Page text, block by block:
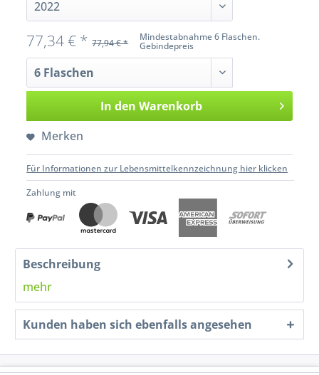
Mindestabnahme 6 Flaschen.
Gebindepreis
77,34 € * 77,94 € *
In den Warenkorb
Merken
Für Informationen zur Lebensmittelkennzeichnung hier klicken
Zahlung mit
Beschreibung
mehr
Kunden haben sich ebenfalls angesehen